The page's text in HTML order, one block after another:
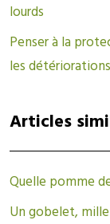
lourds
Penser à la
les détériorations
Articles
Quelle pomme
Un gobelet,